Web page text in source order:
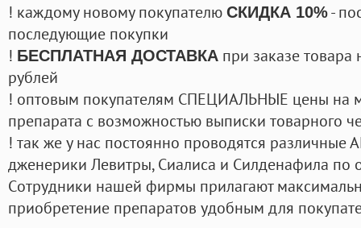
! каждому новому покупателю СКИДКА 10%-
последующие покупки
! БЕСПЛАТНАЯ ДОСТАВКА при заказе
рублей
! оптовым покупателям СПЕЦИАЛЬНЫЕ цены на
препарата с возможностью выписки товарного
! так же у нас постоянно проводятся
дженерики Левитры, Сиалиса и Силденафила по
Cотрудники нашей фирмы прилагают
приобретение препаратов удобным для